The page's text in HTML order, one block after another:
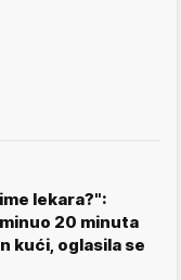
lekara?":
20 minuta
kući, oglasila se